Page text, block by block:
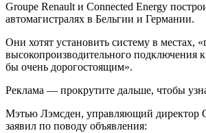
Groupe Renault и Connected Energy
автомагистралях в Бельгии и Германии.
Они хотят установить систему в местах,
высокопроизводительного подключения
бы очень дорогостоящим».
Реклама — прокрутите дальше, чтобы
Мэтью Лэмсден, управляющий директор
заявил по поводу объявления: